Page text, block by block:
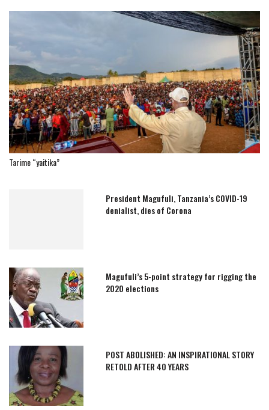
Tarime “yaitika”
President Magufuli, Tanzania’s COVID-19
denialist, dies of Corona
Magufuli’s 5-point strategy for rigging the
2020 elections
POST ABOLISHED: AN INSPIRATIONAL STORY
RETOLD AFTER 40 YEARS